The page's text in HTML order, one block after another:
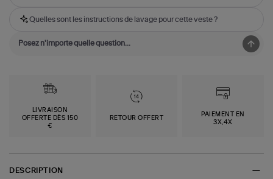
Quelles sont les instructions de lavage pour cette veste ?
LIVRAISON
OFFERTE DÈS 150
€
RETOUR OFFERT
PAIEMENT EN
3X,4X
DESCRIPTION